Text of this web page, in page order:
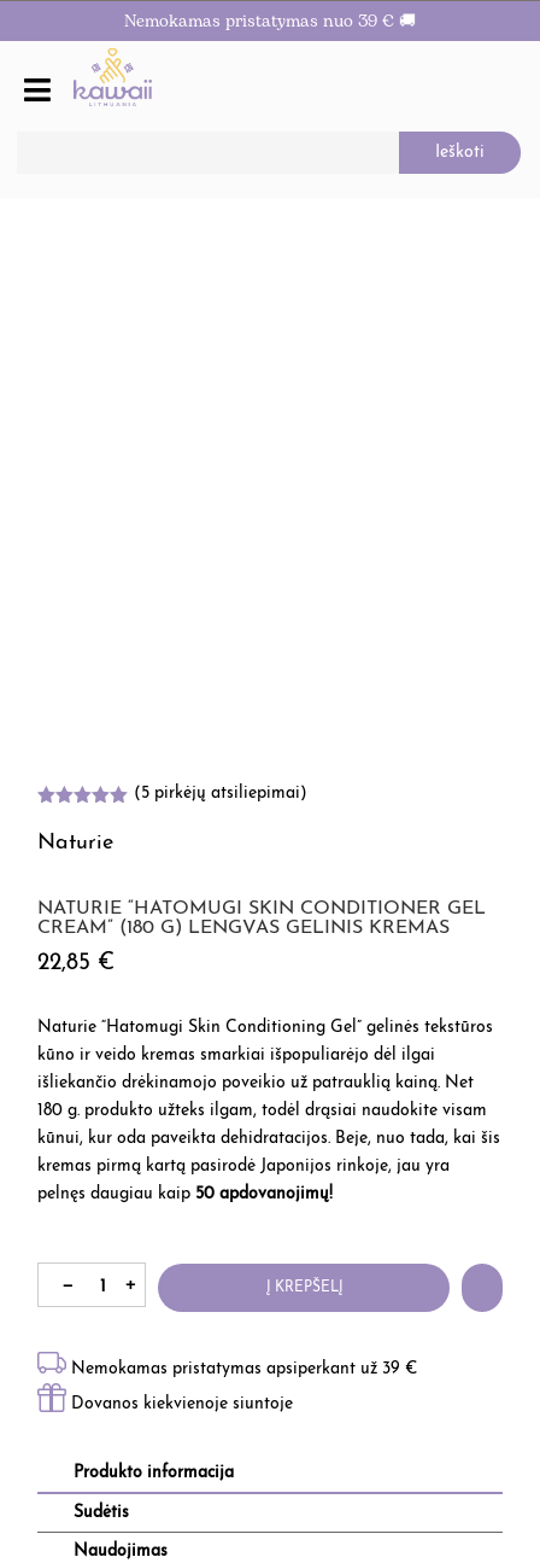
Nemokamas pristatymas nuo 39 € 🚚
:5.00iš 5
(viso
( 5 pirkėjų atsiliepimai)
Naturie
NATURIE “HATOMUGI SKIN CONDITIONER GEL
CREAM” (180 G) LENGVAS GELINIS KREMAS
22,85 €
Naturie “Hatomugi Skin Conditioning Gel” gelinės tekstūros
kūno ir veido kremas smarkiai išpopuliarėjo dėl ilgai
išliekančio drėkinamojo poveikio už patrauklią kainą. Net
180 g. produkto užteks ilgam, todėl drąsiai naudokite visam
kūnui, kur oda paveikta dehidratacijos. Beje, nuo tada, kai šis
kremas pirmą kartą pasirodė Japonijos rinkoje, jau yra
pelnęs daugiau kaip 50 apdovanojimų!
Į KREPŠELĮ
Nemokamas pristatymas apsiperkant už 39 €
Dovanos kiekvienoje siuntoje
Produkto informacija
Sudėtis
Naudojimas